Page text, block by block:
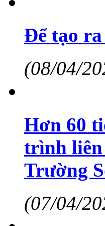
Để tạo
(08/04/
Hơn 60
trình liên
Trường
(07/04/